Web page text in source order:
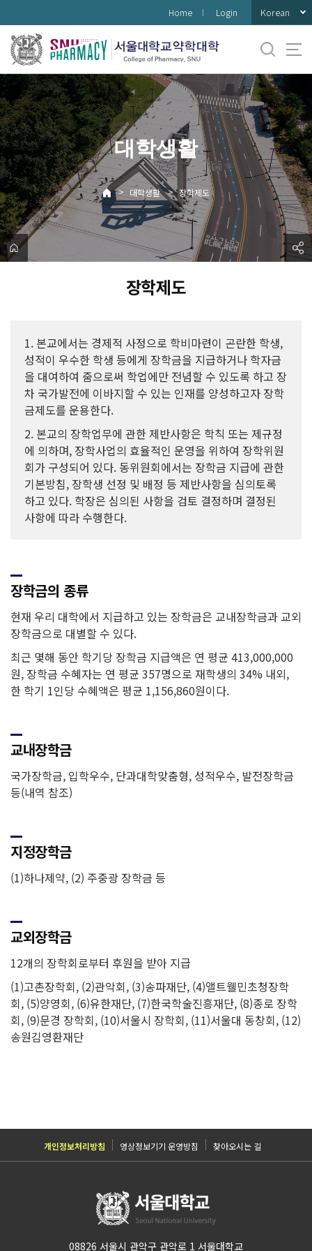
로
메
뉴
Home Login Korean
대학생활
> 대학생활 > 장학제도
장학제도
1. 본교에서는 경제적 사정으로 학비마련이 곤란한 학생,
성적이 우수한 학생 등에게 장학금을 지급하거나 학자금
을 대여하여 줌으로써 학업에만 전념할 수 있도록 하고 장
차 국가발전에 이바지할 수 있는 인재를 양성하고자 장학
금제도를 운용한다.
2. 본교의 장학업무에 관한 제반사항은 학칙 또는 제규정
에 의하며, 장학사업의 효율적인 운영을 위하여 장학위원
회가 구성되어 있다. 동위원회에서는 장학금 지급에 관한
기본방침, 장학생 선정 및 배정 등 제반사항을 심의토록
하고 있다. 학장은 심의된 사항을 검토 결정하며 결정된
사항에 따라 수행한다.
장학금의 종류
현재 우리 대학에서 지급하고 있는 장학금은 교내장학금과 교외
장학금으로 대별할 수 있다.
최근 몇해 동안 학기당 장학금 지급액은 연 평균 413,000,000
원, 장학금 수혜자는 연 평균 357명으로 재학생의 34% 내외,
한 학기 1인당 수혜액은 평균 1,156,860원이다.
교내장학금
국가장학금, 입학우수, 단과대학맞춤형, 성적우수, 발전장학금
등(내역 참조)
지정장학금
(1)하나제약, (2) 주중광 장학금 등
교외장학금
12개의 장학회로부터 후원을 받아 지급
(1)고촌장학회, (2)관악회, (3)송파재단, (4)앨트웰민초청장학
회, (5)양영회, (6)유한재단, (7)한국학술진흥재단, (8)종로 장학
회, (9)문경 장학회, (10)서울시 장학회, (11)서울대 동창회, (12)
송원김영환재단
개인정보처리방침 영상정보기기 운영방침 찾아오시는 길
08826 서울시 관악구 관악로 1 서울대학교